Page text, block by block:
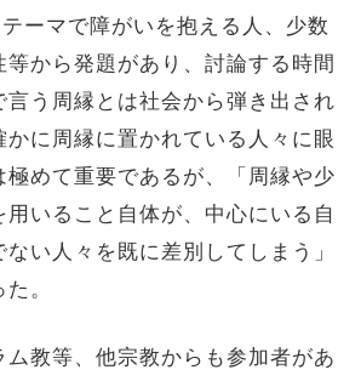
ーマで障がいを抱える人、少数
等から発題があり、討論する時間
言う周縁とは社会から弾き出され
かに周縁に置かれている人々に眼
極めて重要であるが、「周縁や少
用いること自体が、中心にいる自
い人々を既に差別してしまう」
。
教等、他宗教からも参加者があ